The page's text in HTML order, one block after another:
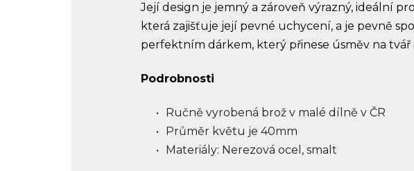
Její design je jemný a zároveň výrazný, ideální
která zajišťuje její pevné uchycení, a je pevně
perfektním dárkem, který přinese úsměv na
Podrobnosti
Ručně vyrobená brož v malé dílně v ČR
Průměr květu je 40mm
Materiály: Nerezová ocel, smalt